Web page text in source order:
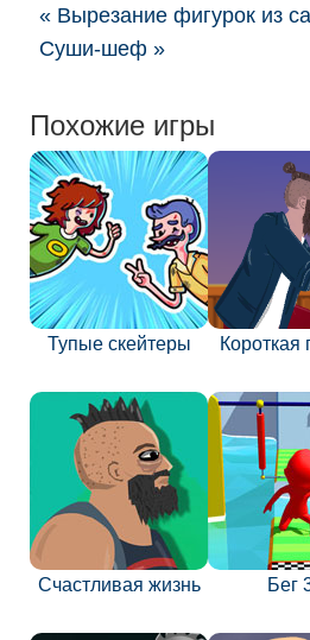
« Вырезание фигурок из
Суши-шеф »
Похожие игры
Тупые скейтеры Короткая
Счастливая жизнь Бег